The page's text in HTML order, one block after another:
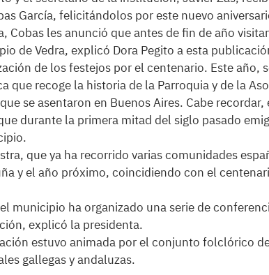
García, felicitándolos por este nuevo
Cobas les anunció que antes de fin de año
de Vedra, explicó Dora Pegito a esta
de los festejos por el centenario. Este año,
que recoge la historia de la Parroquia y de la
se asentaron en Buenos Aires. Cabe
durante la primera mitad del siglo pasado
que ya ha recorrido varias comunidades
y el año próximo, coincidiendo con el
municipio ha organizado una serie de
explicó la presidenta.
estuvo animada por el conjunto folclórico
gallegas y andaluzas.